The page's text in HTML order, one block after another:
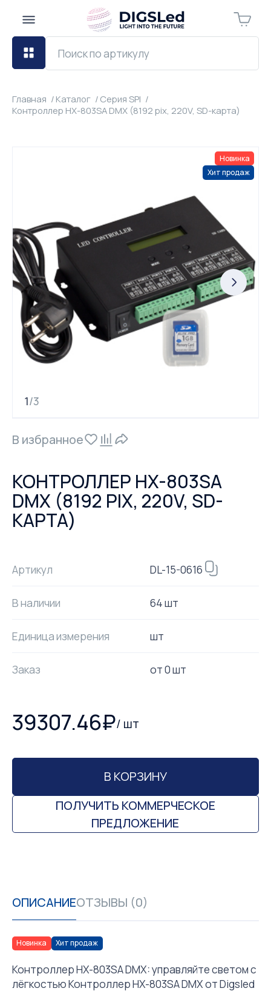
Главная Каталог
Серия SPI
Контроллер HX-803SA DMX (8192 pix, 220V, SD-карта)
1/3
Новинка
Хит продаж
В избранное
КОНТРОЛЛЕР HX-803SA
DMX (8192 PIX, 220V, SD-
КАРТА)
Артикул DL-15-0616
В наличии 64 шт
Единица измерения шт
Заказ от0шт
39307.46₽/ шт
В КОРЗИНУ
ПОЛУЧИТЬ КОММЕРЧЕСКОЕ
ПРЕДЛОЖЕНИЕ
ОПИСАНИЕОТЗЫВЫ (0)
Новинка Хит продаж
Контроллер HX-803SA DMX: управляйте светом с
лёгкостью Контроллер HX-803SA DMX от Digsled